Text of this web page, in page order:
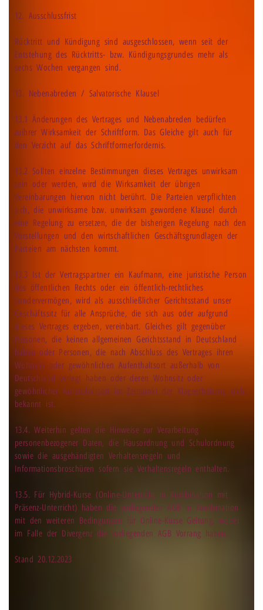
12. Ausschlussfrist
Rücktritt und Kündigung sind ausgeschlossen, wenn seit der
Entstehung des Rücktritts- bzw. Kündigungsgrundes mehr als
sechs Wochen vergangen sind.
13. Nebenabreden / Salvatorische Klausel
13.1 Änderungen des Vertrages und Nebenabreden bedürfen
zuihrer Wirksamkeit der Schriftform. Das Gleiche gilt auch für
den Verzicht auf das Schriftformerfordernis.
13.2 Sollten einzelne Bestimmungen dieses Vertrages unwirksam
sein oder werden, wird die Wirksamkeit der übrigen
Vereinbarungen hiervon nicht berührt. Die Parteien verpflichten
sich, die unwirksame bzw. unwirksam gewordene Klausel durch
eine Regelung zu ersetzen, die der bisherigen Regelung nach den
Vorstellungen und den wirtschaftlichen Geschäftsgrundlagen der
Parteien am nächsten kommt.
13.3 Ist der Vertragspartner ein Kaufmann, eine juristische Person
des öffentlichen Rechts oder ein öffentlich-rechtliches
Sondervermögen, wird als ausschließlicher Gerichtsstand unser
Geschäftssitz für alle Ansprüche, die sich aus oder aufgrund
dieses Vertrages ergeben, vereinbart. Gleiches gilt gegenüber
Personen, die keinen allgemeinen Gerichtsstand in Deutschland
haben oder Personen, die nach Abschluss des Vertrages ihren
Wohnsitz oder gewöhnlichen Aufenthaltsort außerhalb von
Deutschland verlegt haben oder deren Wohnsitz oder
gewöhnlicher Aufenthaltsort im Zeitpunkt der Klageerhebung nicht
bekannt ist.
13.4. Weiterhin gelten die Hinweise zur Verarbeitung
personenbezogener Daten, die Hausordnung und Schulordnung
sowie die ausgehändigten Verhaltensregeln und
Informationsbroschüren sofern sie Verhaltensregeln enthalten.
13.5. Für Hybrid-Kurse (Online-Unterricht in Kombination mit
Präsenz-Unterricht) haben die vorliegenden AGB in Kombination
mit den weiteren Bedingungen für Online-Kurse Geltung, wobei
im Falle der Divergenz die vorliegenden AGB Vorrang haben.
Stand 20.12.2023